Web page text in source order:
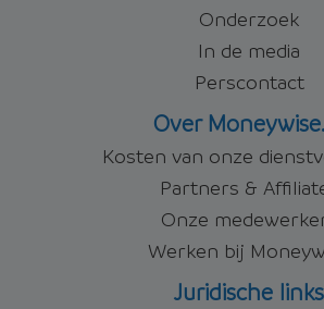
Onderzoek
In de media
Perscontact
Over
Kosten van onze
Partners &
Onze
Werken bij
Juridische links